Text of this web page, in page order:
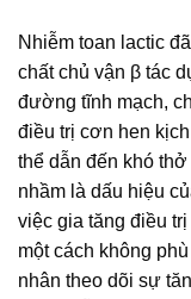
Nhiễm toan lactic
chất chủ vận β tác
đường tĩnh mạch,
điều trị cơn hen
thể dẫn đến khó
nhầm là dấu hiệu
việc gia tăng điều
một cách không
nhân theo dõi sự